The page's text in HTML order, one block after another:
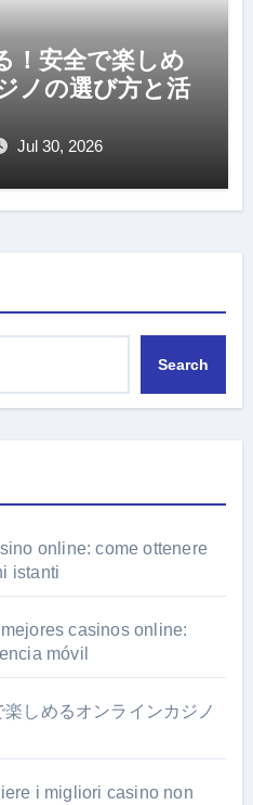
！安全で楽しめ
ノの選び方と活
Jul 30, 2026
Search
online: come ottenere
istanti
casinos online:
móvil
しめるオンラインカジノ
i migliori casino non